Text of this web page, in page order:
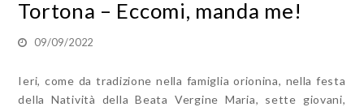
Tortona – Eccomi, manda me!
09/09/2022
Ieri, come da tradizione nella famiglia orionina, nella festa
della Natività della Beata Vergine Maria, sette giovani,